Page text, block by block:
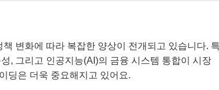
변화에 따라 복잡한 양상이 전개되고 있습니다.
, 그리고 인공지능(AI)의 금융 시스템 통합이 시장
딩은 더욱 중요해지고 있어요.